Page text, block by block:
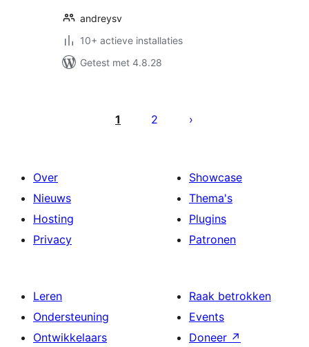
andreysv
10+ actieve installaties
Getest met 4.8.28
paginering
1 2
Over
Nieuws
Hosting
Privacy
Showcase
Thema's
Plugins
Patronen
Leren
Ondersteuning
Ontwikkelaars
Raak betrokken
Events
Doneer ↗